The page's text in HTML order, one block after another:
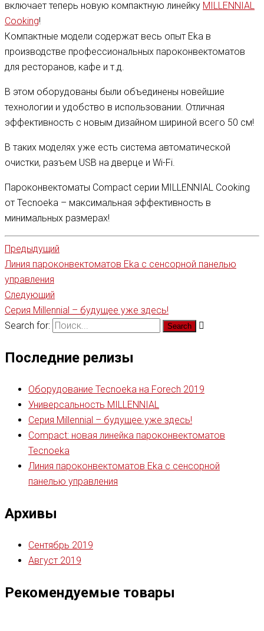
включает теперь новую компактную линейку MILLENNIAL
Cooking!
Компактные модели содержат весь опыт Eka в
производстве профессиональных пароконвектоматов
для ресторанов, кафе и т.д.
В этом оборудованы были объединены новейшие
технологии и удобство в использовании. Отличная
эффективность с новым дизайном шириной всего 50 см!
В таких моделях уже есть система автоматической
очистки, разъем USB на дверце и Wi-Fi.
Пароконвектоматы Compact серии MILLENNIAL Cooking
от Tecnoeka – максимальная эффективность в
минимальных размерах!
Предыдущий
Линия пароконвектоматов Eka с сенсорной панелью
управления
Следующий
Серия Millennial – будущее уже здесь!
Search for:
Последние релизы
Оборудование Tecnoeka на Forech 2019
Универсальность MILLENNIAL
Серия Millennial – будущее уже здесь!
Compact: новая линейка пароконвектоматов
Tecnoeka
Линия пароконвектоматов Eka с сенсорной
панелью управления
Архивы
Сентябрь 2019
Август 2019
Рекомендуемые товары